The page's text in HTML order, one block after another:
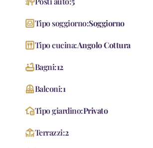
livingTipo soggiorno:Soggiorno
diningTipo cucina:Angolo Cottura
bathtubBagni:12
BalconyBalconi:1
home_and_gardenTipo giardino:Privato
deckTerrazzi:2